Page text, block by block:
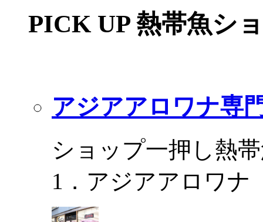
PICK UP 熱帯魚シ
アジアアロワナ専
ショップ一押し熱
1．アジアアロワ